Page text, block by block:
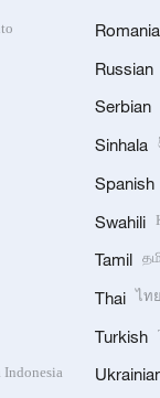
Indonesia
Russian
Serbian
Sinhala
Spanish
Swahili
Tamil
Thai ไทย
Turkish